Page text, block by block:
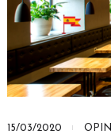
15/03/2020